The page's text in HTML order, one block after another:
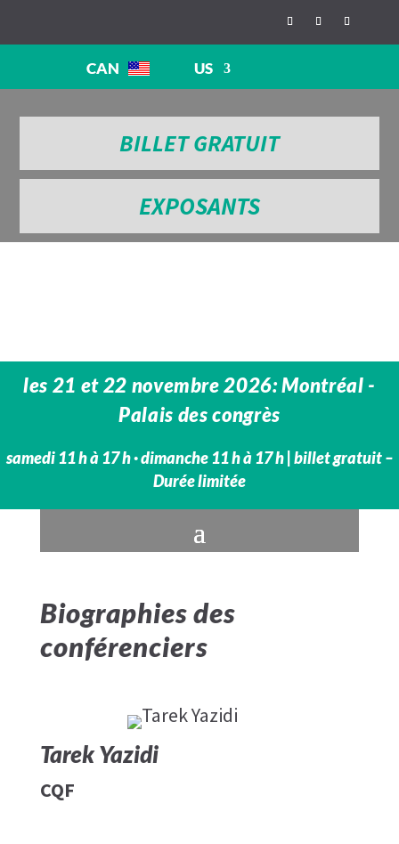
CAN US
BILLET GRATUIT
EXPOSANTS
les 21 et 22 novembre 2026: Montréal -
Palais des congrès
samedi 11 h à 17 h · dimanche 11 h à 17 h​ | billet gratuit –
Durée limitée
Biographies des
conférenciers
Tarek Yazidi
CQF